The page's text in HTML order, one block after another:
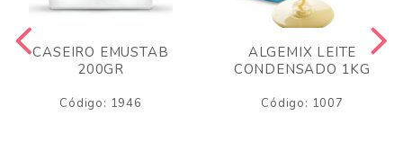
CASEIRO EMUSTAB
200GR
Código: 1946
ALGEMIX LEITE
CONDENSADO 1KG
Código: 1007